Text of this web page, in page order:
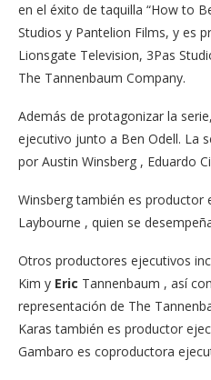
en el éxito de taquilla “How to
Studios y Pantelion Films, y es
Lionsgate Television, 3Pas
The Tannenbaum Company.
Además de protagonizar la
ejecutivo junto a Ben Odell. La
por Austin Winsberg , Eduardo
Winsberg también es productor
Laybourne , quien se
Otros productores ejecutivos
Kim y Eric Tannenbaum , así
representación de The
Karas también es productor
Gambaro es coproductora